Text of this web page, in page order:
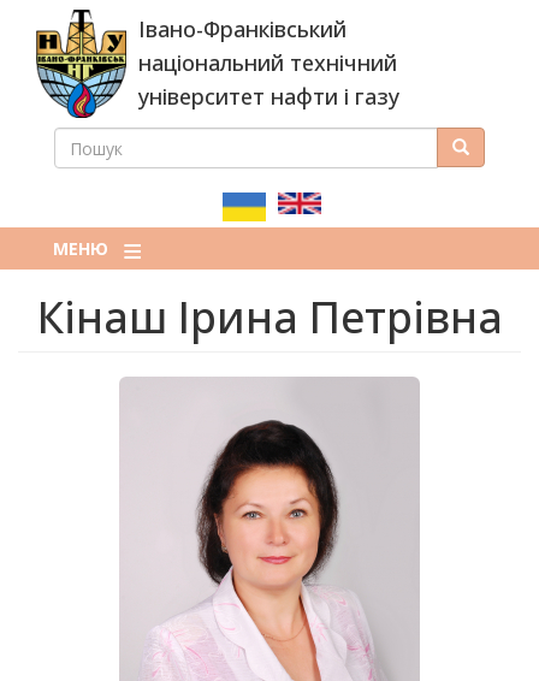
основного
вмісту
Івано-Франківський
національний технічний
університет нафти і газу
ПОШУКОВА
ПОШУК Пошук
МЕНЮ
Кінаш Ірина Петрівна